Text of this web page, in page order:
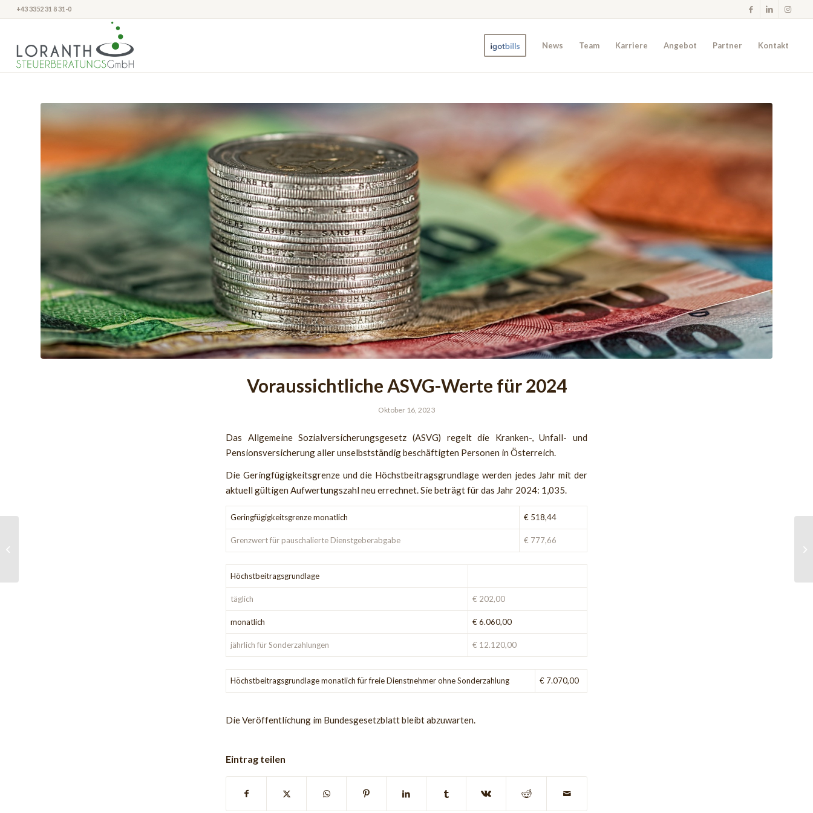
+43 3352 31 8 31-0
News Team Karriere Angebot Partner Kontakt
Voraussichtliche ASVG-Werte für 2024
Oktober 16, 2023
Das Allgemeine Sozialversicherungsgesetz (ASVG) regelt die Kranken-, Unfall- und
Pensionsversicherung aller unselbstständig beschäftigten Personen in Österreich.
Die Geringfügigkeitsgrenze und die Höchstbeitragsgrundlage werden jedes Jahr mit der
aktuell gültigen Aufwertungszahl neu errechnet. Sie beträgt für das Jahr 2024: 1,035.
Geringfügigkeitsgrenze monatlich € 518,44
Grenzwert für pauschalierte Dienstgeberabgabe € 777,66
Höchstbeitragsgrundlage
täglich € 202,00
monatlich € 6.060,00
jährlich für Sonderzahlungen € 12.120,00
Höchstbeitragsgrundlage monatlich für freie Dienstnehmer ohne Sonderzahlung € 7.070,00
Die Veröffentlichung im Bundesgesetzblatt bleibt abzuwarten.
Eintrag teilen